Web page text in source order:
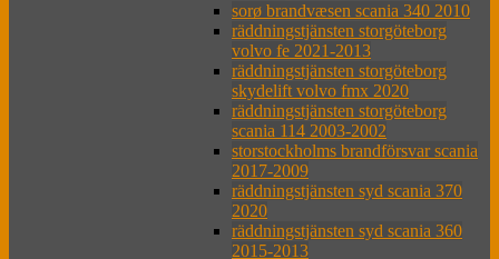
sorø brandvæsen scania 340 2010
räddningstjänsten storgöteborg
volvo fe 2021-2013
räddningstjänsten storgöteborg
skydelift volvo fmx 2020
räddningstjänsten storgöteborg
scania 114 2003-2002
storstockholms brandförsvar scania
2017-2009
räddningstjänsten syd scania 370
2020
räddningstjänsten syd scania 360
2015-2013